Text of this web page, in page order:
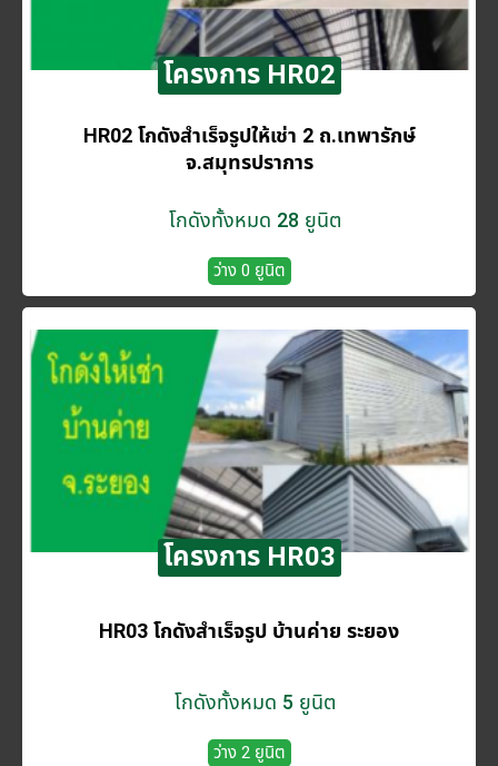
โครงการ HR02
HR02 โกดังสำเร็จรูปให้เช่า 2 ถ.เทพารักษ์
จ.สมุทรปราการ
โกดังทั้งหมด 28 ยูนิต
ว่าง 0 ยูนิต
โครงการ HR03
HR03 โกดังสำเร็จรูป บ้านค่าย ระยอง
โกดังทั้งหมด 5 ยูนิต
ว่าง 2 ยูนิต